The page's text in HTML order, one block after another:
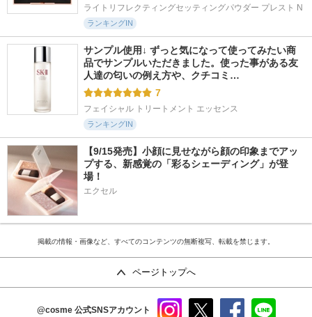
ライトリフレクティングセッティングパウダー プレスト N
ランキングIN
サンプル使用↓ ずっと気になって使ってみたい商
品でサンプルいただきました。使った事がある友
人達の匂いの例え方や、クチコミ…
7
フェイシャル トリートメント エッセンス
ランキングIN
【9/15発売】小顔に見せながら顔の印象までアッ
プする、新感覚の「彩るシェーディング」が登
場！
エクセル
掲載の情報・画像など、すべてのコンテンツの無断複写、転載を禁じます。
ページトップへ
@cosme 公式SNSアカウント